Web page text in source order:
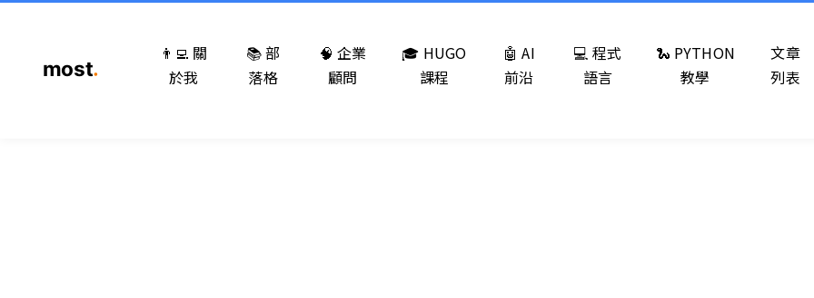
👨‍💻 關
於我
📚 部
落格
🧠 企業
顧問
🎓 HUGO
課程
🤖 AI
前沿
💻 程式
語言
🐍 PYTHON
教學
文章
列表